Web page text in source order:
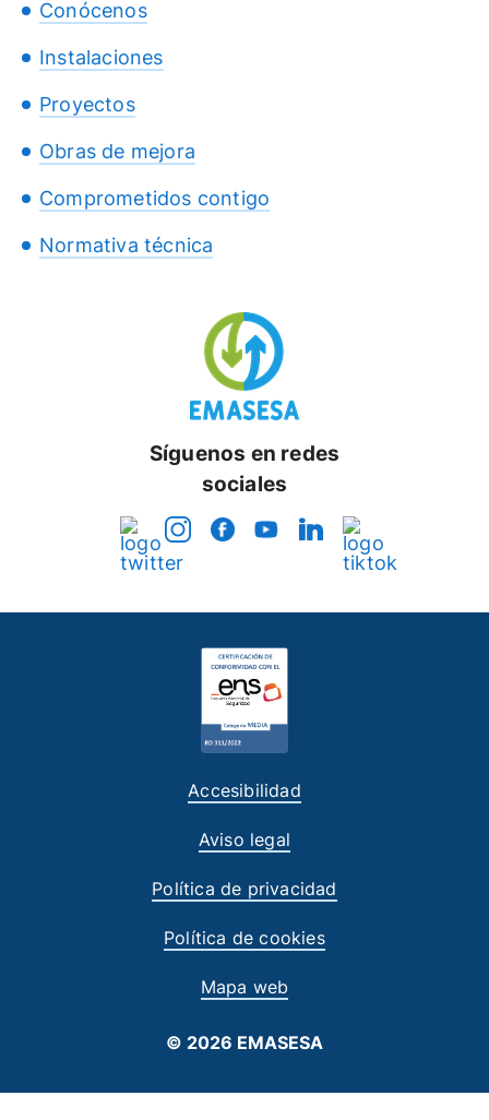
Conócenos
Instalaciones
Proyectos
Obras de mejora
Comprometidos contigo
Normativa técnica
Síguenos en redes
sociales
Accesibilidad
Aviso legal
Política de privacidad
Política de cookies
Mapa web
© 2026 EMASESA